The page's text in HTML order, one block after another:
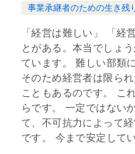
事業承継者のための生き残
「経営は難しい」 「経
とがある。本当でしょ
ています。 難しい部類
そのため経営者は限ら
こともあるのです。 こ
らです。 一定ではない
て、不可抗力によって
です。 今まで安定して